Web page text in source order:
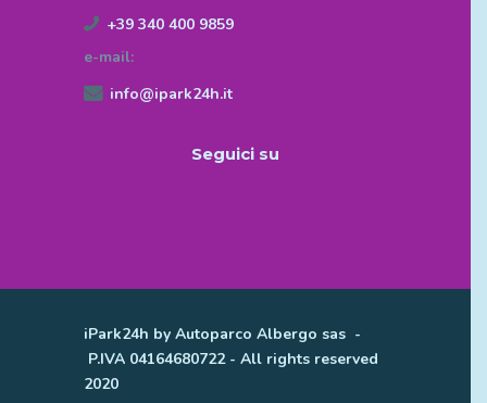
+39 340 400 9859
e-mail:
info@ipark24h.it
Seguici su
iPark24h by Autoparco Albergo sas -
P.IVA 04164680722 - All rights reserved
2020